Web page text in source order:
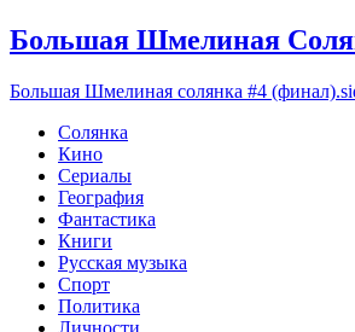
Большая Шмелиная
Большая Шмелиная солянка #4
Солянка
Кино
Сериалы
География
Фантастика
Книги
Русская музыка
Спорт
Политика
Личности